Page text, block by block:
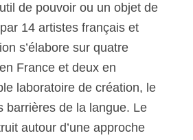
de pouvoir ou un objet de
14 artistes français et
s’élabore sur quatre
France et deux en
laboratoire de création, le
barrières de la langue. Le
autour d’une approche